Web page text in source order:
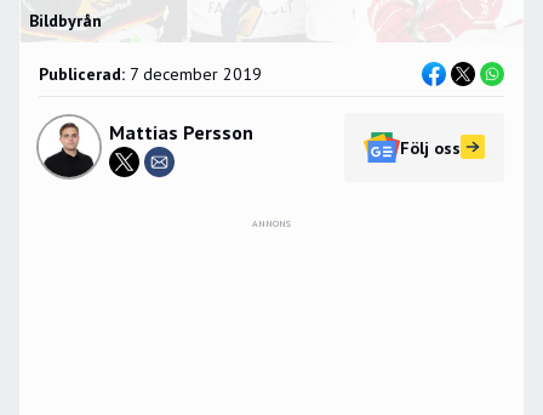
Bildbyrån
Publicerad: 7 december 2019
Mattias Persson
Följ oss
ANNONS